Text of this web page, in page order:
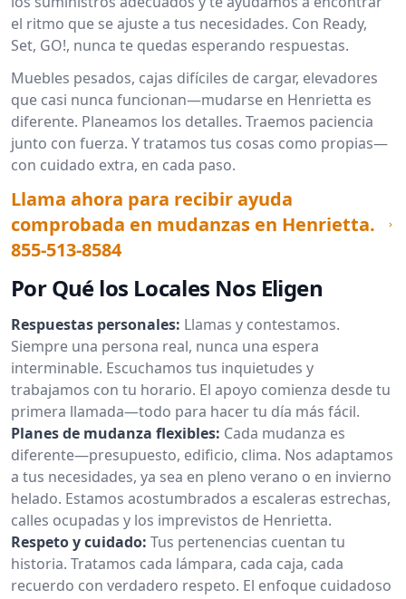
el ritmo que se ajuste a tus necesidades. Con Ready,
Set, GO!, nunca te quedas esperando respuestas.
Muebles pesados, cajas difíciles de cargar, elevadores
que casi nunca funcionan—mudarse en Henrietta es
diferente. Planeamos los detalles. Traemos paciencia
junto con fuerza. Y tratamos tus cosas como propias—
con cuidado extra, en cada paso.
Llama ahora para recibir ayuda
comprobada en mudanzas en Henrietta.
855-513-8584
Por Qué los Locales Nos Eligen
Respuestas personales: Llamas y contestamos.
Siempre una persona real, nunca una espera
interminable. Escuchamos tus inquietudes y
trabajamos con tu horario. El apoyo comienza desde tu
primera llamada—todo para hacer tu día más fácil.
Planes de mudanza flexibles: Cada mudanza es
diferente—presupuesto, edificio, clima. Nos adaptamos
a tus necesidades, ya sea en pleno verano o en invierno
helado. Estamos acostumbrados a escaleras estrechas,
calles ocupadas y los imprevistos de Henrietta.
Respeto y cuidado: Tus pertenencias cuentan tu
historia. Tratamos cada lámpara, cada caja, cada
recuerdo con verdadero respeto. El enfoque cuidadoso